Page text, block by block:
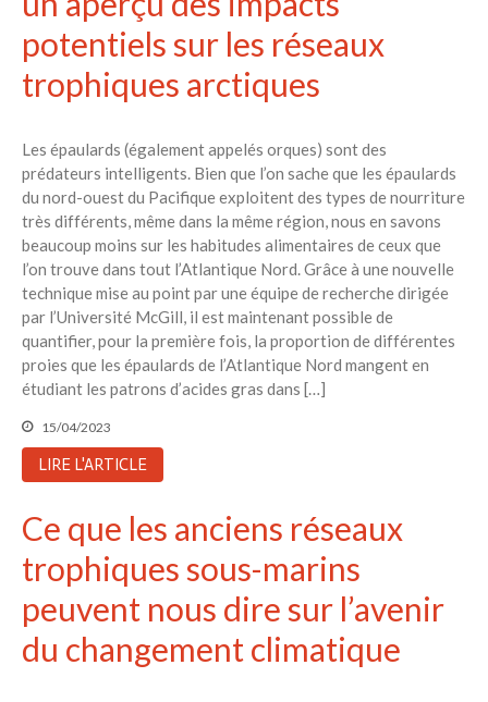
potentiels sur les réseaux
trophiques arctiques
Les épaulards (également appelés orques) sont des
prédateurs intelligents. Bien que l’on sache que les épaulards
du nord-ouest du Pacifique exploitent des types de nourriture
très différents, même dans la même région, nous en savons
beaucoup moins sur les habitudes alimentaires de ceux que
l’on trouve dans tout l’Atlantique Nord. Grâce à une nouvelle
technique mise au point par une équipe de recherche dirigée
par l’Université McGill, il est maintenant possible de
quantifier, pour la première fois, la proportion de différentes
proies que les épaulards de l’Atlantique Nord mangent en
étudiant les patrons d’acides gras dans […]
15/04/2023
LIRE L'ARTICLE
Ce que les anciens réseaux
trophiques sous-marins
peuvent nous dire sur l’avenir
du changement climatique